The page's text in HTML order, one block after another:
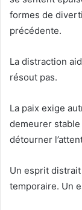
formes de
précédente.
La distraction
résout pas.
La paix exige
demeurer stable
détourner
Un esprit
temporaire. Un